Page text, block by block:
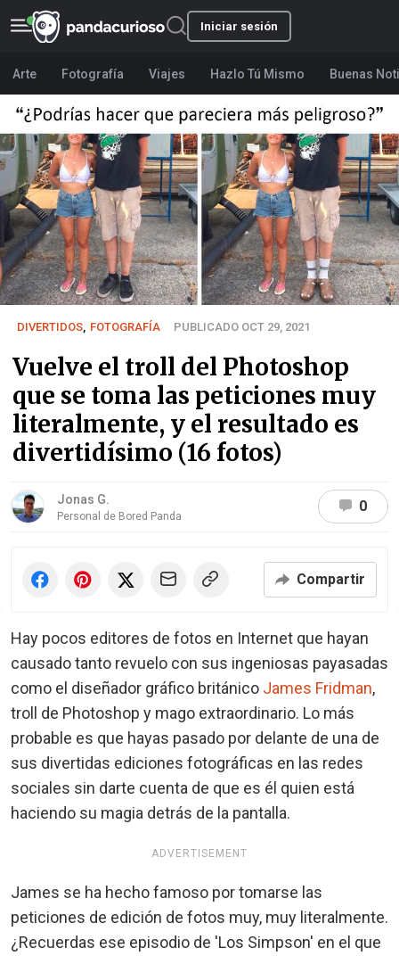
Iniciar sesión
Arte Fotografía Viajes Hazlo Tú Mismo Buenas
DIVERTIDOS FOTOGRAFÍA PUBLICADO OCT 29, 2021
Vuelve el troll del Photoshop
que se toma las peticiones muy
literalmente, y el resultado es
divertidísimo (16 fotos)
Jonas G.
Personal de Bored Panda
0
Compartir
Hay pocos editores de fotos en Internet que hayan
causado tanto revuelo con sus ingeniosas payasadas
como el diseñador gráfico británico James Fridman,
troll de Photoshop y mago extraordinario. Lo más
probable es que hayas pasado por delante de una de
sus divertidas ediciones fotográficas en las redes
sociales sin darte cuenta de que es él quien está
haciendo su magia detrás de la pantalla.
ADVERTISEMENT
James se ha hecho famoso por tomarse las
peticiones de edición de fotos muy, muy literalmente.
¿Recuerdas ese episodio de 'Los Simpson' en el que